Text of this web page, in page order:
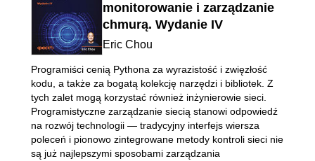
monitorowanie i zarządzanie
chmurą. Wydanie IV
Eric Chou
Programiści cenią Pythona za wyrazistość i zwięzłość
kodu, a także za bogatą kolekcję narzędzi i bibliotek. Z
tych zalet mogą korzystać również inżynierowie sieci.
Programistyczne zarządzanie siecią stanowi odpowiedź
na rozwój technologii ― tradycyjny interfejs wiersza
poleceń i pionowo zintegrowane metody kontroli sieci nie
są już najlepszymi sposobami zarządzania